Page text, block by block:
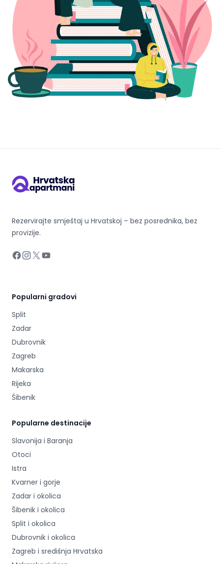
Rezervirajte smještaj u Hrvatskoj – bez posrednika, bez
provizije.
Facebook
Instagram
X YouTube
Popularni gradovi
Split
Zadar
Dubrovnik
Zagreb
Makarska
Rijeka
Šibenik
Popularne destinacije
Slavonija i Baranja
Otoci
Istra
Kvarner i gorje
Zadar i okolica
Šibenik i okolica
Split i okolica
Dubrovnik i okolica
Zagreb i središnja Hrvatska